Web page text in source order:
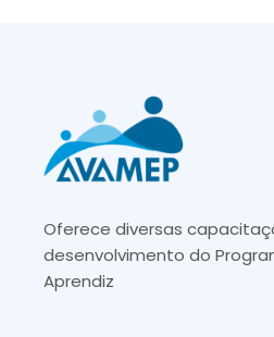
Oferece diversas
desenvolvimento do
Aprendiz